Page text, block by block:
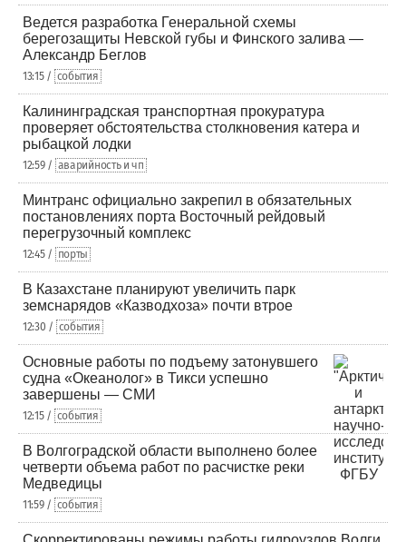
Ведется разработка Генеральной схемы
берегозащиты Невской губы и Финского залива —
Александр Беглов
13:15 / события
Калининградская транспортная прокуратура
проверяет обстоятельства столкновения катера и
рыбацкой лодки
12:59 / аварийность и чп
Минтранс официально закрепил в обязательных
постановлениях порта Восточный рейдовый
перегрузочный комплекс
12:45 / порты
В Казахстане планируют увеличить парк
земснарядов «Казводхоза» почти втрое
12:30 / события
Основные работы по подъему затонувшего
судна «Океанолог» в Тикси успешно
завершены — СМИ
12:15 / события
В Волгоградской области выполнено более
четверти объема работ по расчистке реки
Медведицы
11:59 / события